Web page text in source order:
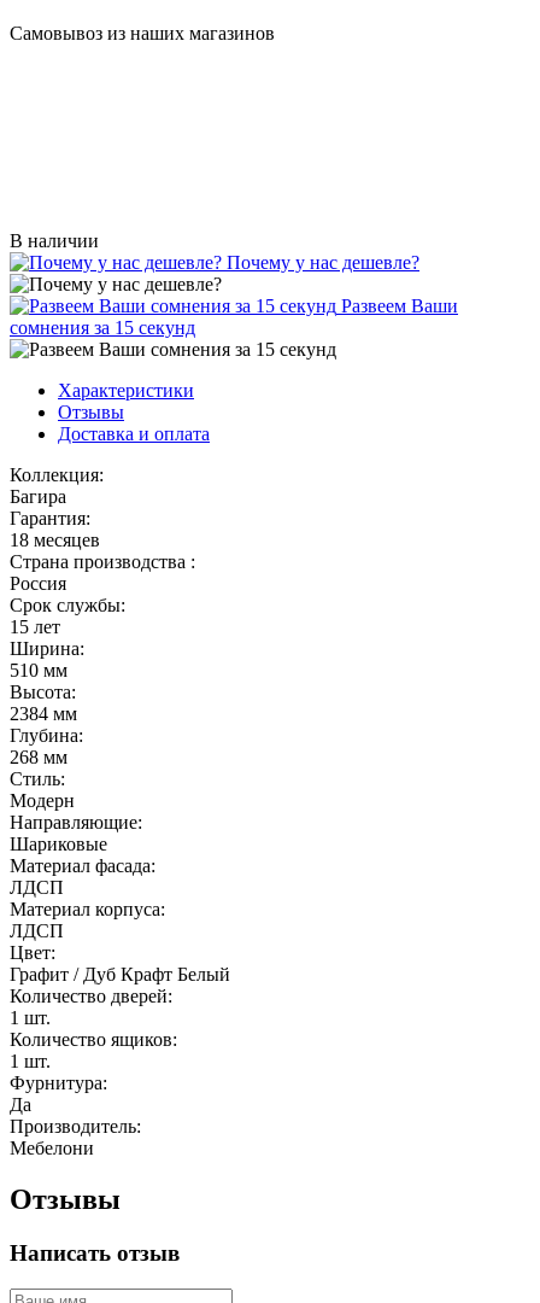
Самовывоз из наших магазинов
В наличии
Почему у нас дешевле?
Развеем Ваши
сомнения за 15 секунд
Характеристики
Отзывы
Доставка и оплата
Коллекция:
Багира
Гарантия:
18 месяцев
Страна производства :
Россия
Срок службы:
15 лет
Ширина:
510 мм
Высота:
2384 мм
Глубина:
268 мм
Стиль:
Модерн
Направляющие:
Шариковые
Материал фасада:
ЛДСП
Материал корпуса:
ЛДСП
Цвет:
Графит / Дуб Крафт Белый
Количество дверей:
1 шт.
Количество ящиков:
1 шт.
Фурнитура:
Да
Производитель:
Мебелони
Отзывы
Написать отзыв